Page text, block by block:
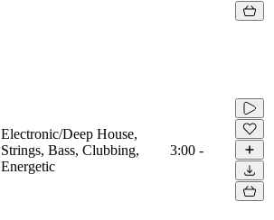
Electronic/Deep House,
Strings, Bass, Clubbing,
Energetic
3:00 -